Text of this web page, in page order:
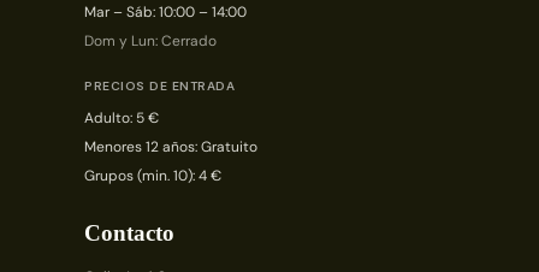
Mar – Sáb: 10:00 – 14:00
Dom y Lun: Cerrado
PRECIOS DE ENTRADA
Adulto: 5 €
Menores 12 años: Gratuito
Grupos (min. 10): 4 €
Contacto